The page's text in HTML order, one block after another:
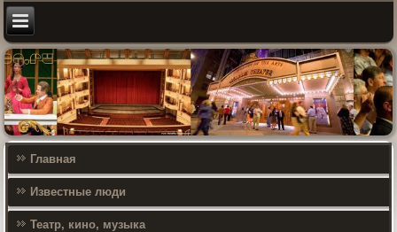
Главная
Известные люди
Театр, кино, музыка